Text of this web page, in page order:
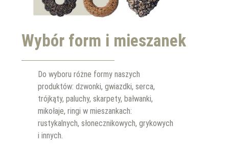
Wybór form i mieszanek
Do wyboru różne formy naszych
produktów: dzwonki, gwiazdki, serca,
trójkąty, paluchy, skarpety, bałwanki,
mikołaje, ringi w mieszankach:
rustykalnych, słonecznikowych, grykowych
i innych.